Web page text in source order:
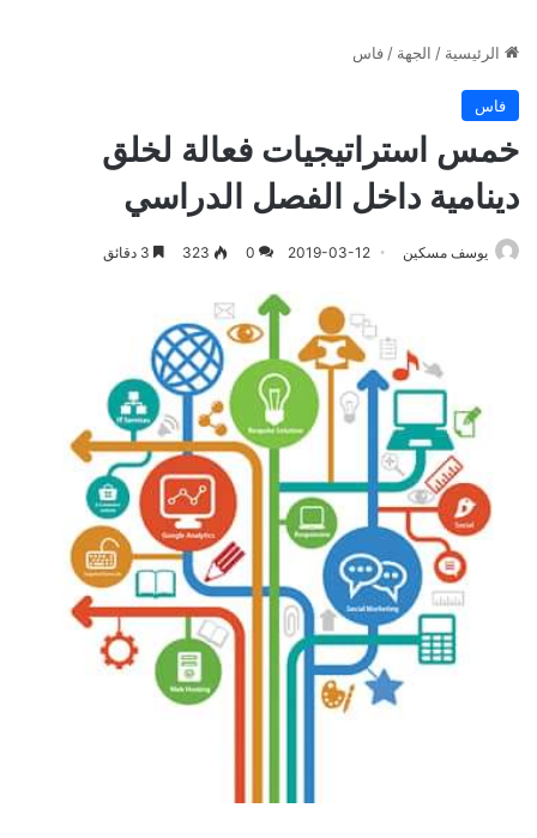
الرئيسية / الجهة / فاس
فاس
خمس استراتيجيات فعالة لخلق
دينامية داخل الفصل الدراسي
يوسف مسكين 2019-03-12
0
323